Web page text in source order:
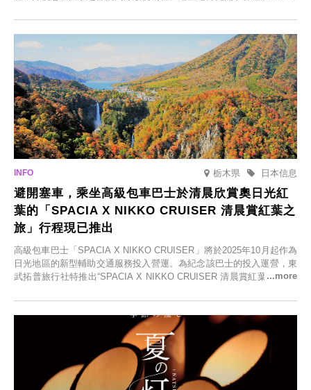
食材的餐廳。讓您體驗黑川溫泉的全新樂趣。
栃木県 日本信息
避開塞車，乘坐高級包車巴士於清晨欣賞奧日光紅
葉的「SPACIA X NIKKO CRUISER 清晨賞紅葉之
旅」行程現已推出
高級包車巴士「SPACIA X NIKKO CRUISER」將於2025年10月起作為
日光地區的新型輔助交通服務投入營運。為紀念該巴士的投入運營，東
武拓普旅行社特推出“SPACIA X NIKKO CRUISER 清晨賞紅葉之旅”，